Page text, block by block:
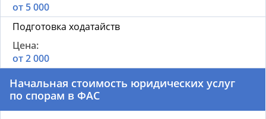
от 5 000
Подготовка ходатайств
от 2 000
Начальная стоимость юридических услуг
по спорам в ФАС